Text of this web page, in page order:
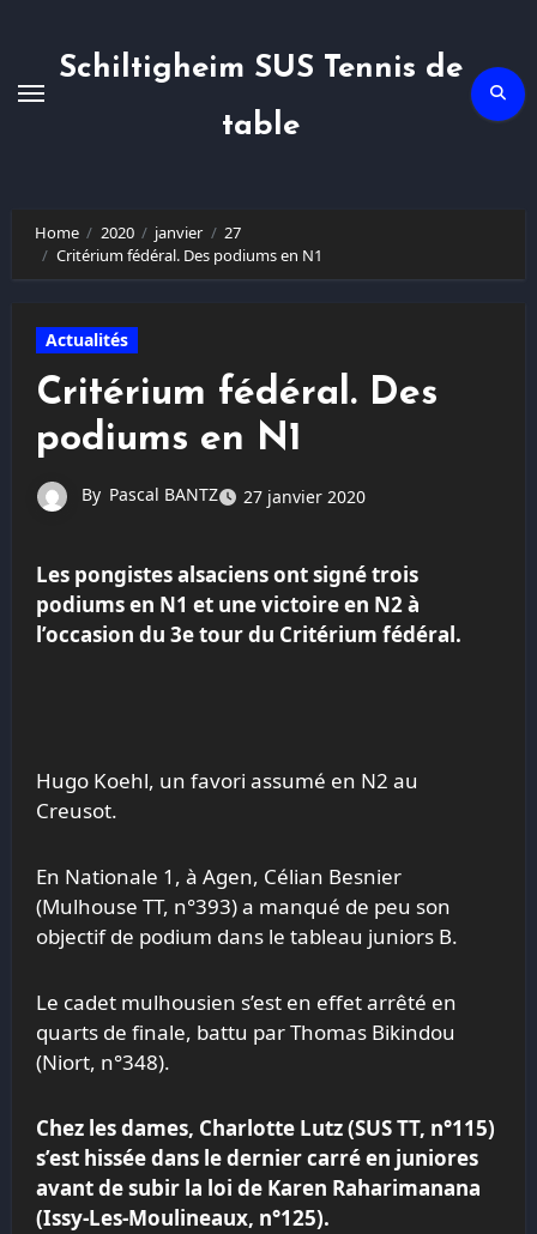
Schiltigheim SUS Tennis de
table
Home 2020 janvier
27
Critérium fédéral. Des podiums en N1
Actualités
Critérium fédéral. Des
podiums en N1
By Pascal BANTZ 27 janvier 2020
Les pongistes alsaciens ont signé trois
podiums en N1 et une victoire en N2 à
l’occasion du 3e tour du Critérium fédéral.
Hugo Koehl, un favori assumé en N2 au
Creusot.
En Nationale 1, à Agen, Célian Besnier
(Mulhouse TT, n°393) a manqué de peu son
objectif de podium dans le tableau juniors B.
Le cadet mulhousien s’est en effet arrêté en
quarts de finale, battu par Thomas Bikindou
(Niort, n°348).
Chez les dames, Charlotte Lutz (SUS TT, n°115)
s’est hissée dans le dernier carré en juniores
avant de subir la loi de Karen Raharimanana
(Issy-Les-Moulineaux, n°125).